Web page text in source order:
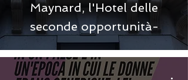
Maynard, l'Hotel delle
seconde opportunità-